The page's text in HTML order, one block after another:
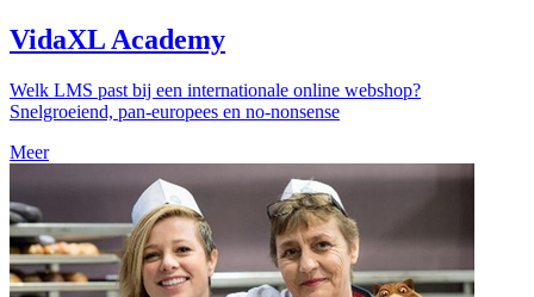
VidaXL Academy
Welk LMS past bij een internationale online webshop?
Snelgroeiend, pan-europees en no-nonsense
Meer